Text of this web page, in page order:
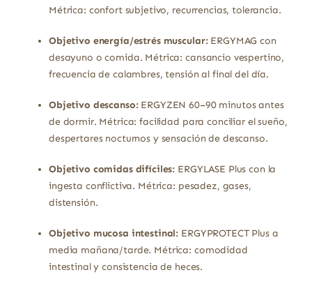
Métrica: confort subjetivo, recurrencias, tolerancia.
Objetivo energía/estrés muscular:ERGYMAG con
desayuno o comida. Métrica: cansancio vespertino,
frecuencia de calambres, tensión al final del día.
Objetivo descanso:ERGYZEN 60–90 minutos antes
de dormir. Métrica: facilidad para conciliar el sueño,
despertares nocturnos y sensación de descanso.
Objetivo comidas difíciles: ERGYLASE Plus con la
ingesta conflictiva. Métrica: pesadez, gases,
distensión.
Objetivo mucosa intestinal: ERGYPROTECT Plus a
media mañana/tarde. Métrica: comodidad
intestinal y consistencia de heces.